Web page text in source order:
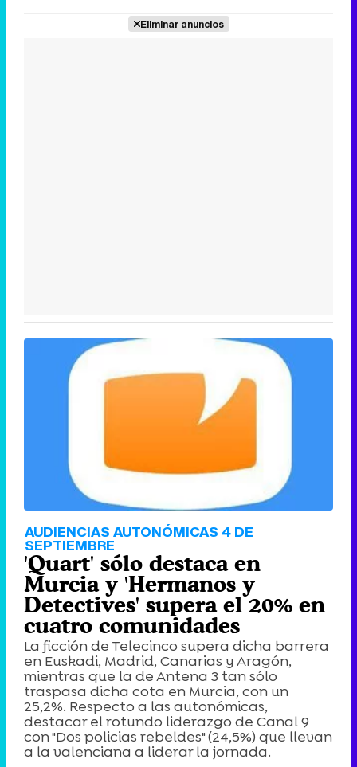
Eliminar anuncios
AUDIENCIAS AUTONÓMICAS 4 DE
SEPTIEMBRE
'Quart' sólo destaca en
Murcia y 'Hermanos y
Detectives' supera el 20% en
cuatro comunidades
La ficción de Telecinco supera dicha barrera
en Euskadi, Madrid, Canarias y Aragón,
mientras que la de Antena 3 tan sólo
traspasa dicha cota en Murcia, con un
25,2%. Respecto a las autonómicas,
destacar el rotundo liderazgo de Canal 9
con "Dos policias rebeldes" (24,5%) que llevan
a la valenciana a liderar la jornada.